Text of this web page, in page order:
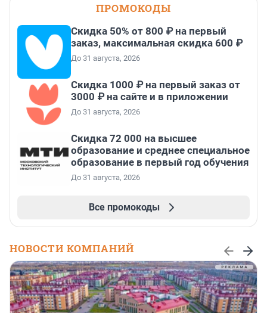
ПРОМОКОДЫ
Скидка 50% от 800 ₽ на первый
заказ, максимальная скидка 600 ₽
До 31 августа, 2026
Скидка 1000 ₽ на первый заказ от
3000 ₽ на сайте и в приложении
До 31 августа, 2026
Скидка 72 000 на высшее
образование и среднее специальное
образование в первый год обучения
До 31 августа, 2026
Все промокоды
НОВОСТИ КОМПАНИЙ